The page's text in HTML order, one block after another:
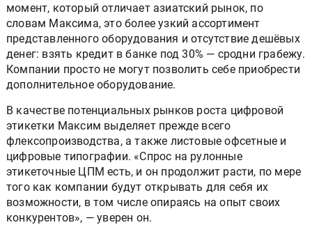
момент, который отличает азиатский рынок, по
словам Максима, это более узкий ассортимент
представленного оборудования и отсутствие дешёвых
денег: взять кредит в банке под 30% — сродни грабежу.
Компании просто не могут позволить себе приобрести
дополнительное оборудование.
В качестве потенциальных рынков роста цифровой
этикетки Максим выделяет прежде всего
флексопроизводства, а также листовые офсетные и
цифровые типографии. «Спрос на рулонные
этикеточные ЦПМ есть, и он продолжит расти, по мере
того как компании будут открывать для себя их
возможности, в том числе опираясь на опыт своих
конкурентов», — уверен он.